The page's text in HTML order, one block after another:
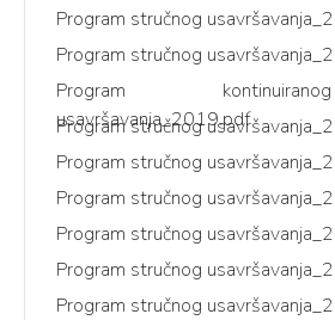
Program stručnog
Program stručnog
Program
usavršavanja_2019.pdf
Program stručnog
Program stručnog
Program stručnog
Program stručnog
Program stručnog
Program stručnog